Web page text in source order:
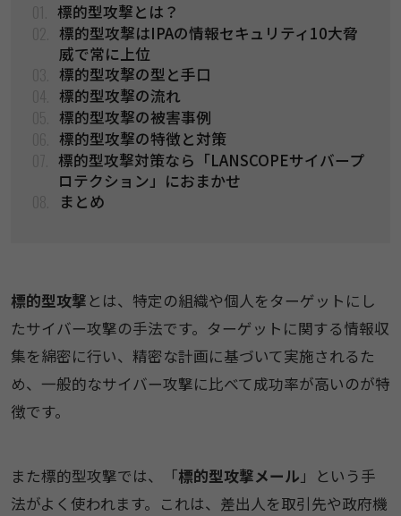
​​標的型攻撃とは​​？​
​​標的型攻撃はIPAの情報セキュリティ10大脅
威で常に上​​位​
​​標的型攻撃の型と手​​口​
​​標的型攻撃の流​​れ​
​​標的型攻撃の被害事​​例​
​​標的型攻撃の特徴と対​​策​
​​標的型攻撃対策なら「LANSCOPEサイバープ
ロテクション」におま​​かせ​
まとめ
​​標的型攻撃とは、特定の組織や個人をターゲットにし
たサイバー攻撃の手法です。ターゲットに関する情報収
集を綿密に行い、精密な計画に基づいて実施されるた
め、一般的なサイバー攻撃に比べて成功率が高いのが特
徴です。​
​​また標的型攻撃では、「標的型攻撃メール 」という手
法がよく使われます。これは、差出人を取引先や政府機